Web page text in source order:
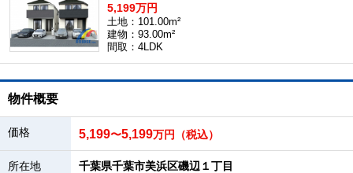
5,199万円
土地：101.00m²
建物：93.00m²
間取：4LDK
物件概要
価格 5,199〜5,199万円（税込）
所在地 千葉県千葉市美浜区磯辺１丁目